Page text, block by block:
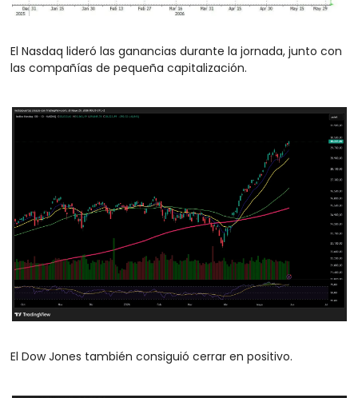
El Nasdaq lideró las ganancias durante la jornada, junto con
las compañías de pequeña capitalización.
El Dow Jones también consiguió cerrar en positivo.